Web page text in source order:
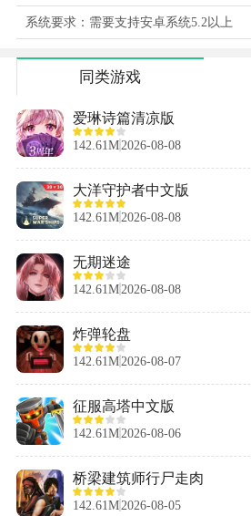
系统要求：需要支持安卓系统5.2以上
同类游戏
爱琳诗篇清凉版
142.61M 2026-08-08
大洋守护者中文版
142.61M 2026-08-08
无期迷途
142.61M 2026-08-08
炸弹轮盘
142.61M 2026-08-07
征服高塔中文版
142.61M 2026-08-06
桥梁建筑师行尸走肉
142.61M 2026-08-05